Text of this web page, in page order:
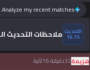
Analyze my recent matches.
التحديث
16.15 ملاحظات التحديث
هزيمة32دقيقة 16ثانية